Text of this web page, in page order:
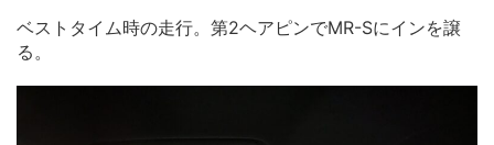
ベストタイム時の走行。第2ヘアピンでMR-Sにインを譲
る。